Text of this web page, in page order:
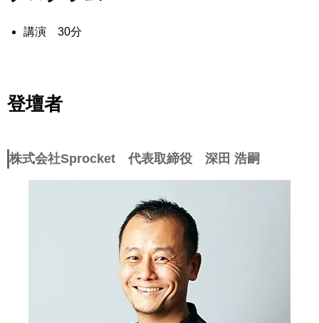
講演 30分
登壇者
株式会社Sprocket 代表取締役 深田 浩嗣